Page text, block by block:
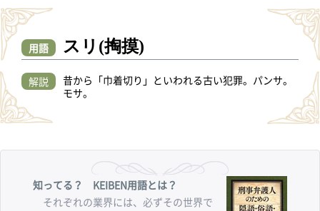
用語 スリ(掏摸)
解説
昔から「巾着切り」といわれる古い犯罪。パンサ。
モサ。
知ってる？ KEIBEN用語とは？
それぞれの業界には、必ずその世界で